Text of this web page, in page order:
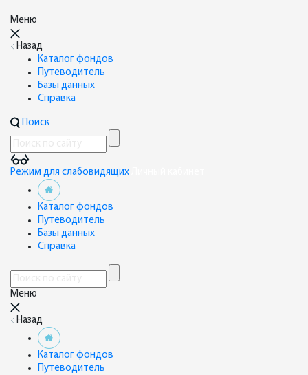
Меню
Назад
Каталог фондов
Путеводитель
Базы данных
Справка
Поиск
Режим для слабовидящих
Каталог фондов
Путеводитель
Базы данных
Справка
Меню
Назад
Каталог фондов
Путеводитель